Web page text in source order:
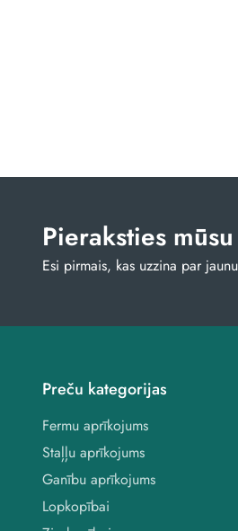
Pieraksties
Esi pirmais, kas uzzina par
Preču kategorijas
Fermu aprīkojums
Staļļu aprīkojums
Ganību aprīkojums
Lopkopībai